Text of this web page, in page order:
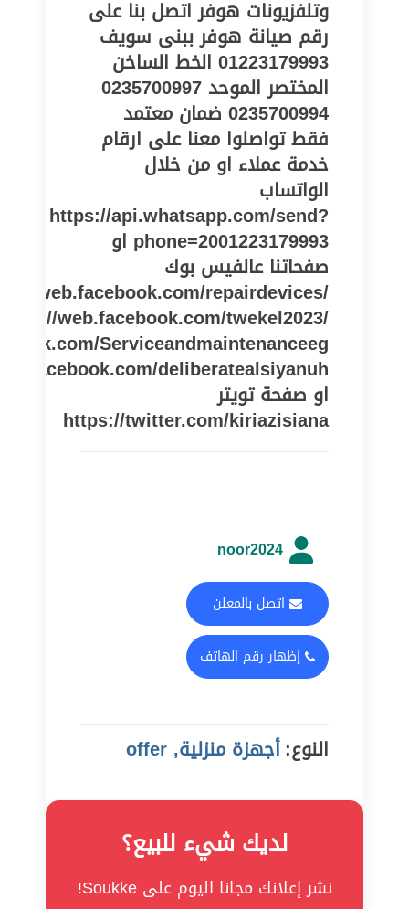
وتلفزيونات هوفر اتصل بنا على
01223179993 الخط الساخن
المختصر الموحد 0235700997
0235700994 ضمان معتمد
فقط تواصلوا معنا على ارقام
خدمة عملاء او من خلال
الواتساب
https://api.whatsapp.com/send?
phone=2001223179993 او
صفحاتنا عالفيس بوك
web.facebook.com/repairdevices/
web.facebook.com/twekel2023/
Serviceandmaintenanceeg
او صفحة تويتر
https://twitter.com/kiriazisiana
noor2024
اتصل بالمعلن
إظهار رقم الهاتف
النوع:أجهزة منزلية, offer
لديك شيء للبيع؟
نشر إعلانك مجانا اليوم على Soukke!